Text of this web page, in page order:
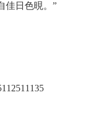
佳日色晛。”